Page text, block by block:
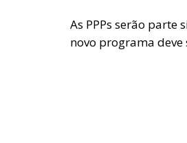
As PPPs serão parte
novo programa